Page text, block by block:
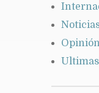
Ultimas